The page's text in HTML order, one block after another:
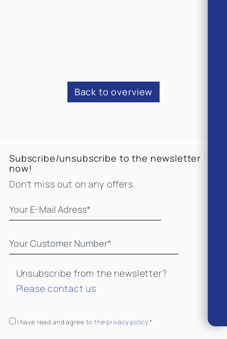
Back to overview
Subscribe/unsubscribe to the newsletter
now!
Don't miss out on any offers.
Unsubscribe from the newsletter?
Please contact us
I have read and agree to the privacy policy*